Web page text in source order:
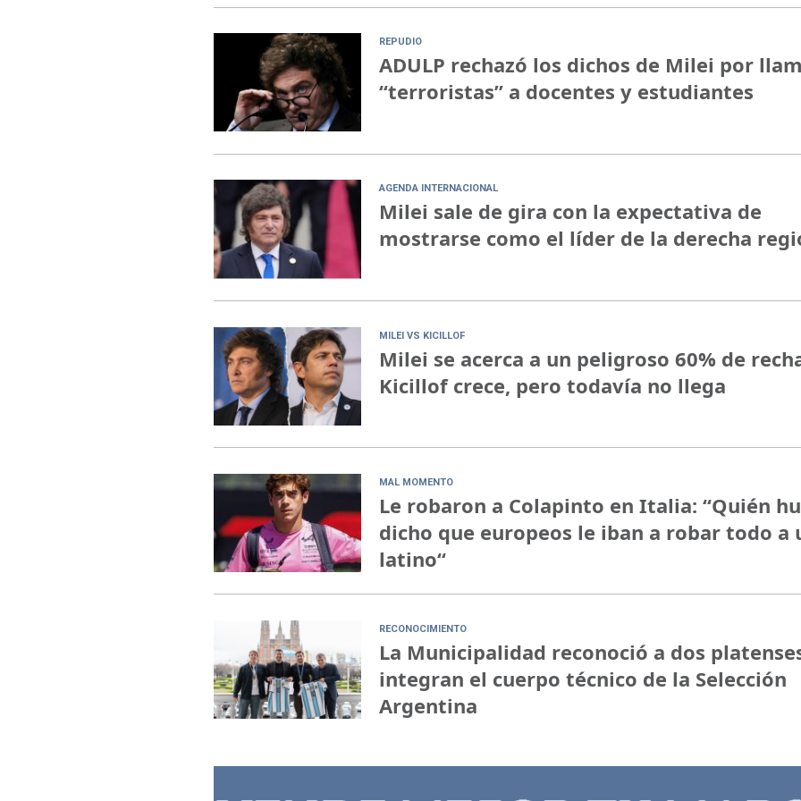
REPUDIO
ADULP rechazó los dichos de Milei por
“terroristas” a docentes y estudiantes
AGENDA INTERNACIONAL
Milei sale de gira con la expectativa de
mostrarse como el líder de la derecha
MILEI VS KICILLOF
Milei se acerca a un peligroso 60% de
Kicillof crece, pero todavía no llega
MAL MOMENTO
Le robaron a Colapinto en Italia: “Quién
dicho que europeos le iban a robar todo a
latino“
RECONOCIMIENTO
La Municipalidad reconoció a dos
integran el cuerpo técnico de la Selección
Argentina